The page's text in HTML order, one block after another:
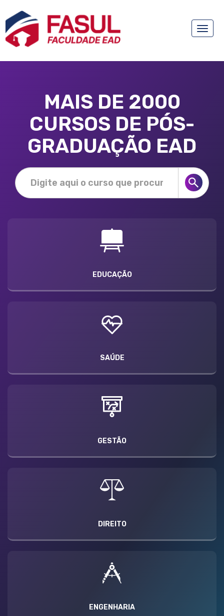
Toggle
MAIS DE 2000
CURSOS DE PÓS-
GRADUAÇÃO EAD
EDUCAÇÃO
SAÚDE
GESTÃO
DIREITO
ENGENHARIA